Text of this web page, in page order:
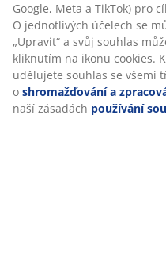
Specifikace
Hodnocení
(60)
Google, Meta a TikTok) pro
O jednotlivých účelech se
„Upravit“ a svůj souhlas
kliknutím na ikonu cookies.
udělujete souhlas se všemi
o shromažďování a
naší zásadách používání